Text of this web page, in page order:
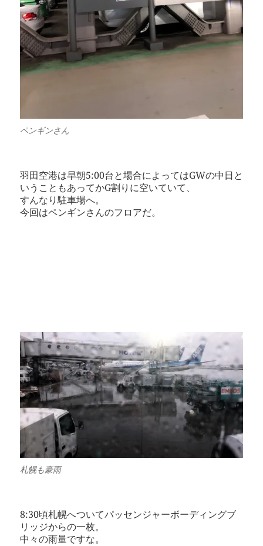
ペンギンさん
羽田空港は早朝5:00台と場合によってはGWの中日と
いうこともあってかG割りに空いていて、
すんなり駐車場へ。
今回はペンギンさんのフロアだ。
札幌も豪雨
8:30頃札幌へついてパッセンジャーボーディングブ
リッジからの一枚。
中々の雨量ですな。